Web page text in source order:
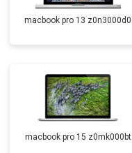
macbook pro 13 z0n3000d0
macbook pro 15 z0mk000bt